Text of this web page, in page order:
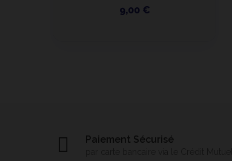
9,00 €
Paiement Sécurisé